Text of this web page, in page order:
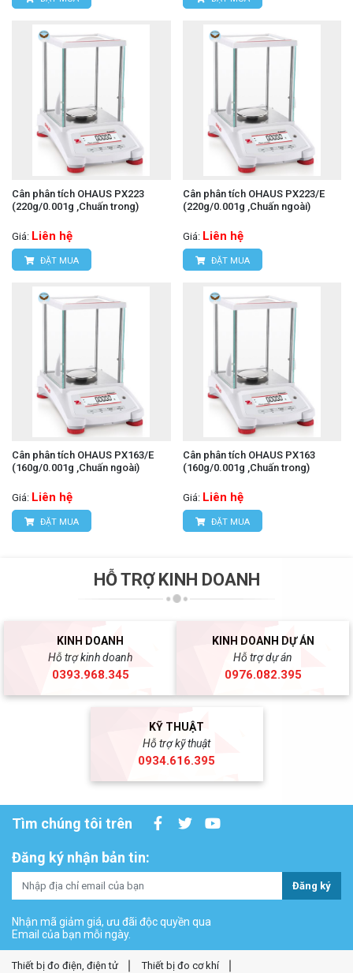
Cân phân tích OHAUS PX223
(220g/0.001g ,Chuấn trong)
Giá: Liên hệ
ĐẶT MUA
Cân phân tích OHAUS PX223/E
(220g/0.001g ,Chuấn ngoài)
Giá: Liên hệ
ĐẶT MUA
Cân phân tích OHAUS PX163/E
(160g/0.001g ,Chuấn ngoài)
Giá: Liên hệ
ĐẶT MUA
Cân phân tích OHAUS PX163
(160g/0.001g ,Chuấn trong)
Giá: Liên hệ
ĐẶT MUA
HỖ TRỢ KINH DOANH
KINH DOANH
Hỗ trợ kinh doanh
0393.968.345
KINH DOANH DỰ ÁN
Hỗ trợ dự án
0976.082.395
KỸ THUẬT
Hỗ trợ kỹ thuật
0934.616.395
Tìm chúng tôi trên
Đăng ký nhận bản tin:
Đăng ký
Nhận mã giảm giá, ưu đãi độc quyền qua
Email của bạn mỗi ngày.
Thiết bị đo điện, điện tử
Thiết bị đo cơ khí